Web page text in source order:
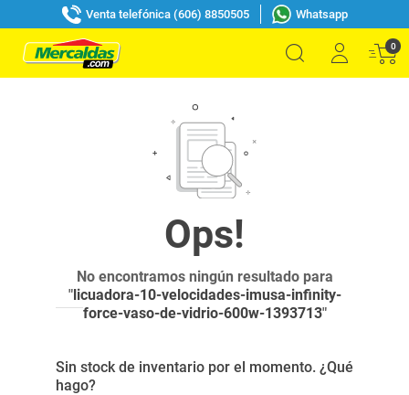
Venta telefónica (606) 8850505 Whatsapp
0
No encontramos ningún resultado para
"licuadora-10-velocidades-imusa-infinity-
force-vaso-de-vidrio-600w-1393713"
Sin stock de inventario por el momento. ¿Qué
hago?